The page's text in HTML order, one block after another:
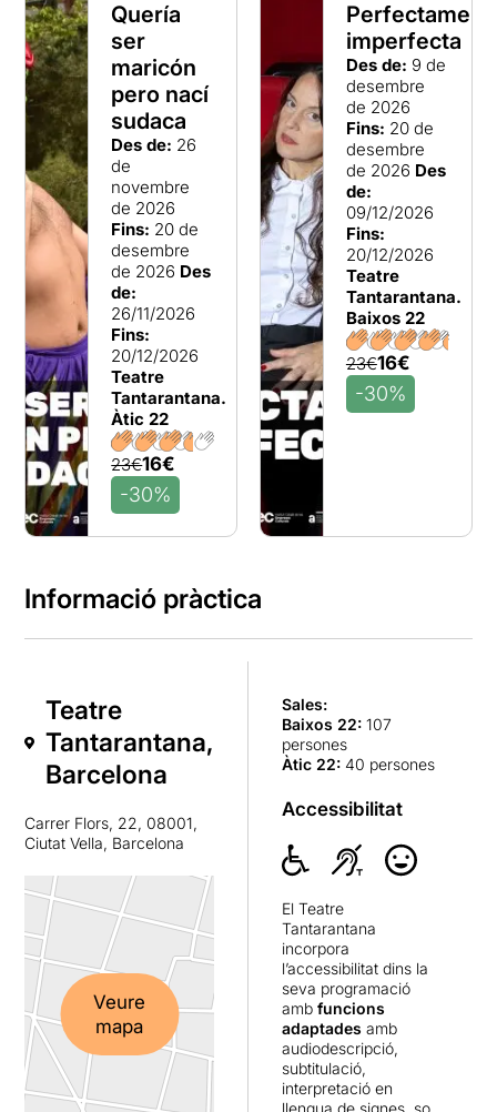
Quería
ser
maricón
pero nací
sudaca
Des de: 26
de
novembre
de 2026
Fins: 20 de
desembre
de 2026 Des
de:
26/11/2026
Fins:
20/12/2026
Teatre
Tantarantana.
Àtic 22
23€16€
-30%
Perfectament
imperfecta
Des de: 9 de
desembre
de 2026
Fins: 20 de
desembre
de 2026 Des
de:
09/12/2026
Fins:
20/12/2026
Teatre
Tantarantana.
Baixos 22
23€16€
-30%
Informació pràctica
Teatre
Tantarantana,
Barcelona
Carrer Flors, 22, 08001,
Ciutat Vella, Barcelona
Veure
mapa
Sales:
Baixos 22: 107
persones
Àtic 22: 40 persones
Accessibilitat
El Teatre
Tantarantana
incorpora
l’accessibilitat dins la
seva programació
amb funcions
adaptades amb
audiodescripció,
subtitulació,
interpretació en
llengua de signes, so